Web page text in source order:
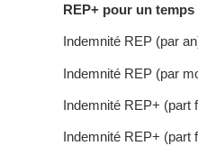
REP+ pour un
Indemnité REP (par
Indemnité REP (par
Indemnité REP+ (part
Indemnité REP+ (part